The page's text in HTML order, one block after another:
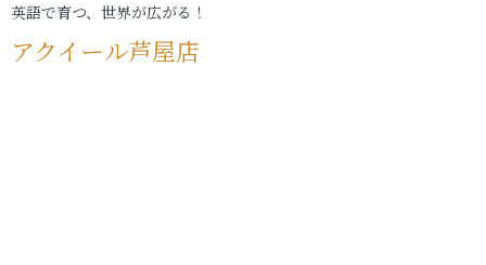
英語で育つ、世界が広がる！
アクイール芦屋店